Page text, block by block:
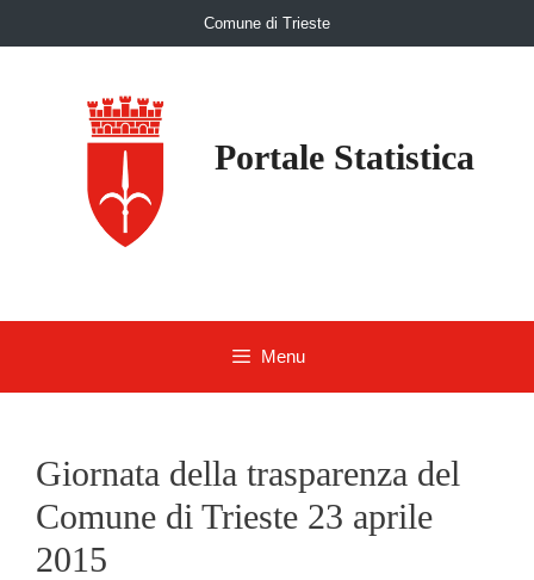
Comune di Trieste
Portale Statistica
Menu
Giornata della trasparenza del
Comune di Trieste 23 aprile
2015